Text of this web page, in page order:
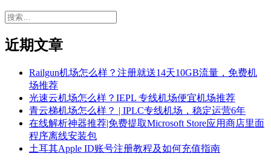
搜
近期文章
Railgun机场怎么样？注册就送14天10GB流量，免费机
场推荐
光速云机场怎么样？IEPL 专线机场便宜机场推荐
青云梯机场怎么样？ | IPLC专线机场，稳定运营6年
在线解析神器推荐|免费提取Microsoft Store应用商店里面
程序离线安装包
土耳其Apple ID账号注册教程及如何充值指南